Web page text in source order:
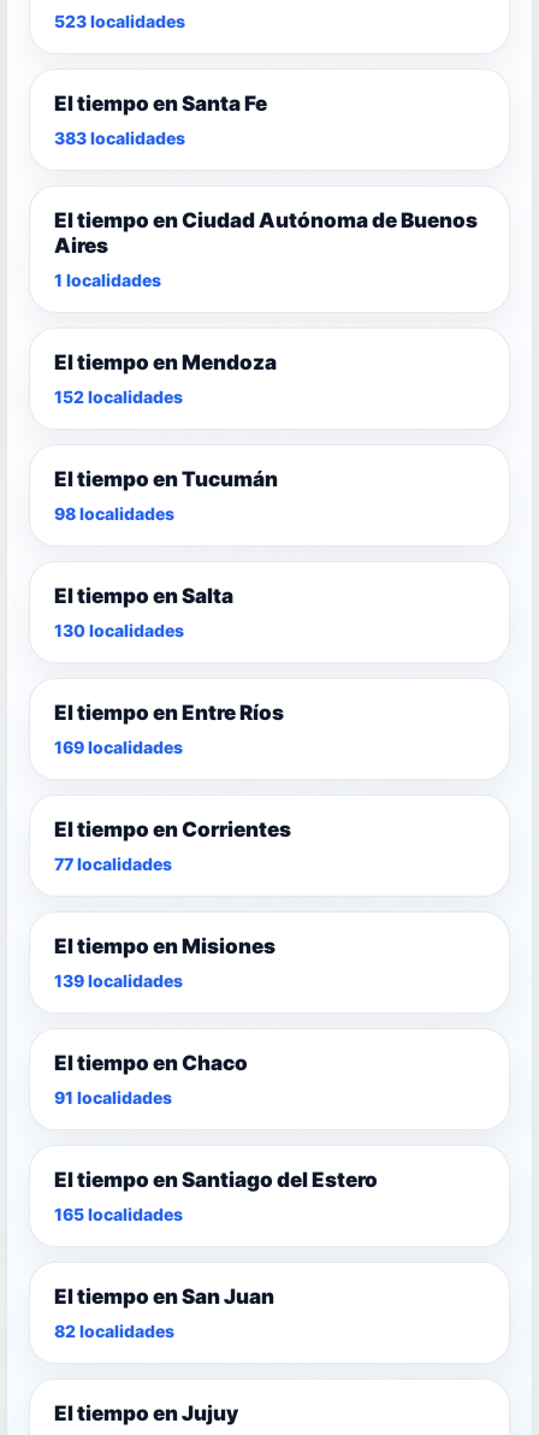
523 localidades
El tiempo en Santa Fe
383 localidades
El tiempo en Ciudad Autónoma de Buenos
Aires
1 localidades
El tiempo en Mendoza
152 localidades
El tiempo en Tucumán
98 localidades
El tiempo en Salta
130 localidades
El tiempo en Entre Ríos
169 localidades
El tiempo en Corrientes
77 localidades
El tiempo en Misiones
139 localidades
El tiempo en Chaco
91 localidades
El tiempo en Santiago del Estero
165 localidades
El tiempo en San Juan
82 localidades
El tiempo en Jujuy